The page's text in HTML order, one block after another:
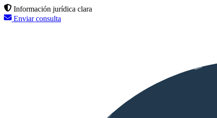
Información jurídica clara
Enviar consulta